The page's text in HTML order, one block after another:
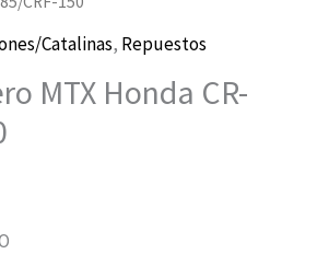
Catalinas, Repuestos
MTX Honda CR-